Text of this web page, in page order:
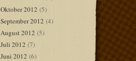
Oktober 2012 (5)
September 2012(4)
August 2012(5)
Juli 2012(7)
Juni 2012(6)